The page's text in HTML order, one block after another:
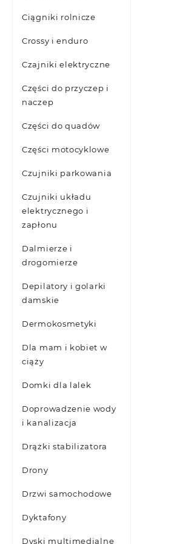
Ciągniki rolnicze
Crossy i enduro
Czajniki elektryczne
Części do przyczep i
naczep
Części do quadów
Części motocyklowe
Czujniki parkowania
Czujniki układu
elektrycznego i
zapłonu
Dalmierze i
drogomierze
Depilatory i golarki
damskie
Dermokosmetyki
Dla mam i kobiet w
ciąży
Domki dla lalek
Doprowadzenie wody
i kanalizacja
Drążki stabilizatora
Drony
Drzwi samochodowe
Dyktafony
Dyski multimedialne